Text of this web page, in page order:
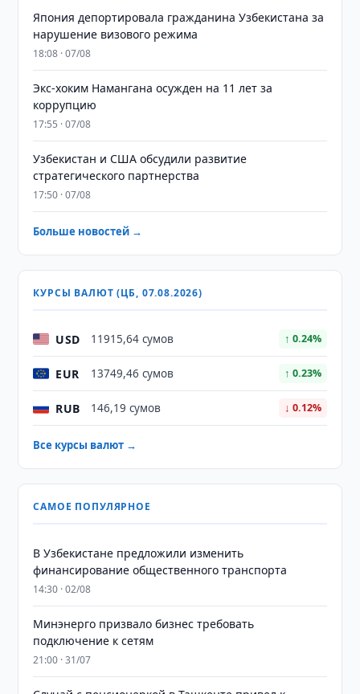
Япония депортировала гражданина Узбекистана за
нарушение визового режима
18:08 · 07/08
​​​​​​​Экс-хоким Намангана осужден на 11 лет за
коррупцию
17:55 · 07/08
Узбекистан и США обсудили развитие
стратегического партнерства
17:50 · 07/08
Больше новостей →
КУРСЫ ВАЛЮТ (ЦБ, 07.08.2026)
USD 11915,64 сумов ↑ 0.24%
EUR 13749,46 сумов ↑ 0.23%
RUB 146,19 сумов ↓ 0.12%
Все курсы валют →
САМОЕ ПОПУЛЯРНОЕ
В Узбекистане предложили изменить
финансирование общественного транспорта
14:30 · 02/08
Минэнерго призвало бизнес требовать
подключение к сетям
21:00 · 31/07